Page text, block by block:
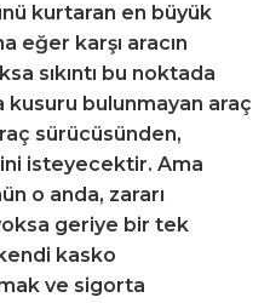
kurtaran en büyük
eğer karşı aracın
sıkıntı bu noktada
kusuru bulunmayan araç
sürücüsünden,
isteyecektir. Ama
o anda, zararı
geriye bir tek
kasko
ve sigorta